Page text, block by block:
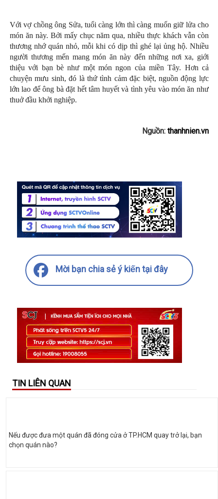
Với vợ chồng ông Sửa, tuổi càng lớn thì càng muốn giữ lửa cho
món ăn này. Bởi mấy chục năm qua, nhiều thực khách vẫn còn
thương nhớ quán nhỏ, mỗi khi có dịp thì ghé lại ủng hộ. Nhiều
người thương mến mang món ăn này đến những nơi xa, giới
thiệu với bạn bè như một món ngon của miền Tây. Hơn cả
chuyện mưu sinh, đó là thứ tình cảm đặc biệt, nguồn động lực
lớn lao để ông bà đặt hết tâm huyết và tình yêu vào món ăn như
thuở đầu khởi nghiệp.
Nguồn: thanhnien.vn
Mời bạn chia sẻ ý kiến tại đây
TIN LIÊN QUAN
Nếu được đưa một quán đã đóng cửa ở TP.HCM quay trở lại, bạn
chọn quán nào?